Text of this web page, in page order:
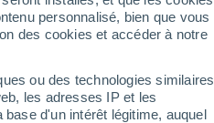
personnalisé, bien que vous
des cookies et accéder à notre
ou des technologies similaires
les adresses IP et les
d'un intérêt légitime, auquel
24°